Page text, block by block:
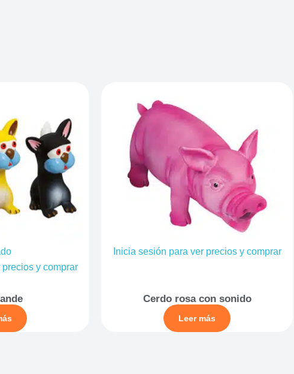
precios y comprar
Inicia sesión para ver precios y comprar
Cerdo rosa con sonido
Leer más